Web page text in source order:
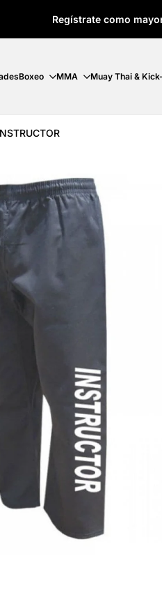
Regístrate como
Boxeo MMA Muay Thai &